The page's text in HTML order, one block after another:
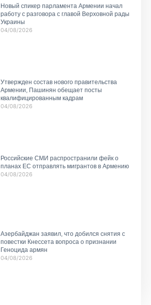
Новый спикер парламента Армении начал
работу с разговора с главой Верховной рады
Украины
04/08/2026
Утвержден состав нового правительства
Армении, Пашинян обещает посты
квалифицированным кадрам
04/08/2026
Российские СМИ распространили фейк о
планах ЕС отправлять мигрантов в Армению
04/08/2026
Азербайджан заявил, что добился снятия с
повестки Кнессета вопроса о признании
Геноцида армян
04/08/2026